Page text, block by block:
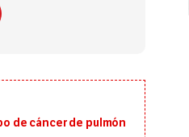
de cáncer de pulmón
Brasil, Luiz Inácio Lula